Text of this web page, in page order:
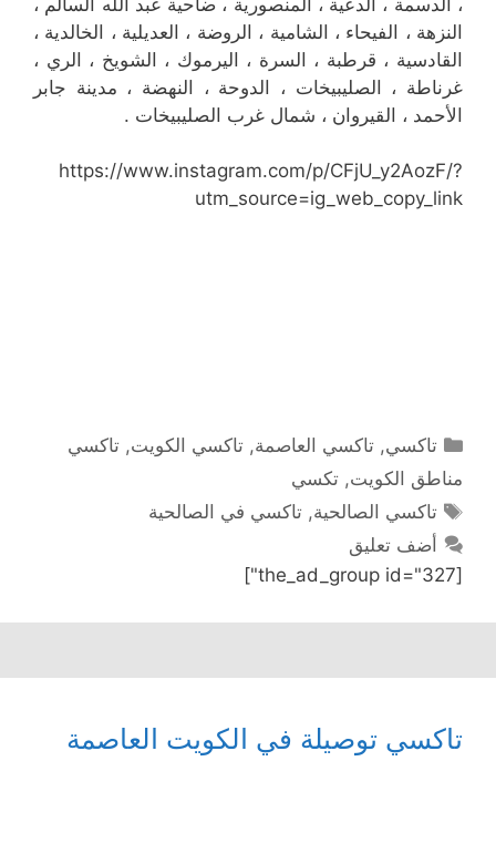
النزهة ، الفيحاء ، الشامية ، الروضة ، العديلية ، الخالدية ،
القادسية ، قرطبة ، السرة ، اليرموك ، الشويخ ، الري ،
غرناطة ، الصليبيخات ، الدوحة ، النهضة ، مدينة جابر
الأحمد ، القيروان ، شمال غرب الصليبيخات .
https://www.instagram.com/p/CFjU_y2AozF/?
utm_source=ig_web_copy_link
التصنيفات
تاكسي,تاكسي العاصمة,تاكسي الكويت,تاكسي
مناطق الكويت, تكسي
الوسوم
تاكسي الصالحية,تاكسي في الصالحية
أضف تعليق
[the_ad_group id="327"]
تاكسي توصيلة في الكويت العاصمة